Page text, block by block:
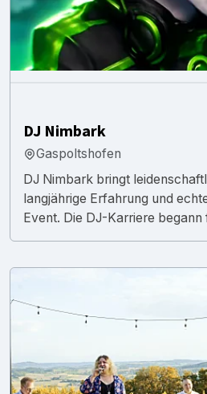
DJ Nimbark
Gaspoltshofen
DJ Nimbark bringt
langjährige Erfahrung und
Event. Die DJ-Karriere begann